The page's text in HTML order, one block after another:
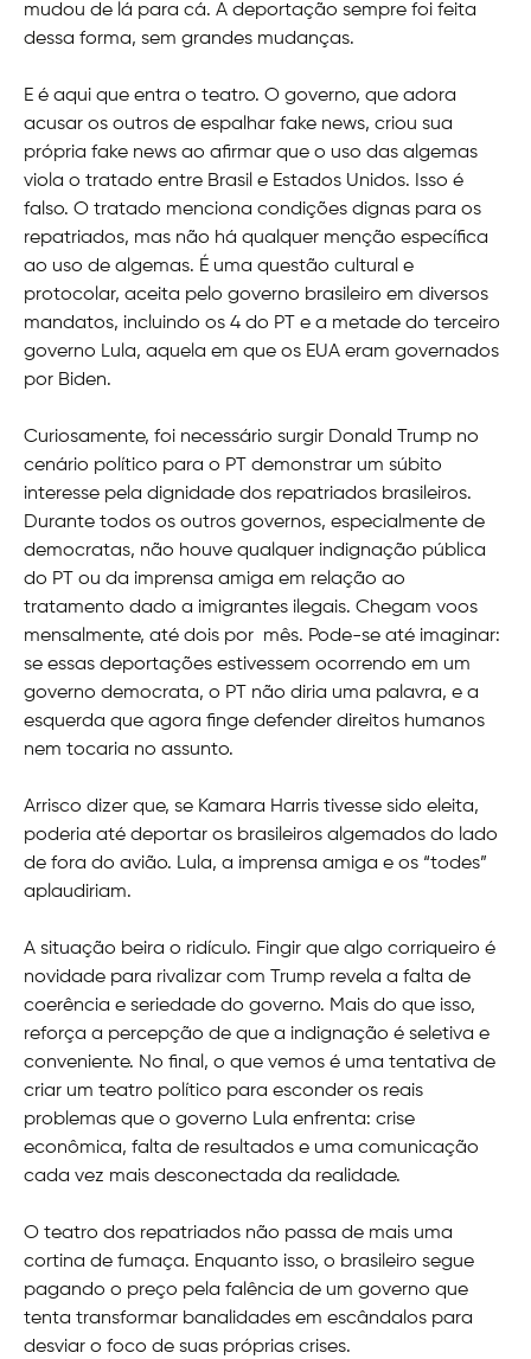
mudou de lá para cá. A deportação sempre foi feita
dessa forma, sem grandes mudanças.
E é aqui que entra o teatro. O governo, que adora
acusar os outros de espalhar fake news, criou sua
própria fake news ao afirmar que o uso das algemas
viola o tratado entre Brasil e Estados Unidos. Isso é
falso. O tratado menciona condições dignas para os
repatriados, mas não há qualquer menção específica
ao uso de algemas. É uma questão cultural e
protocolar, aceita pelo governo brasileiro em diversos
mandatos, incluindo os 4 do PT e a metade do terceiro
governo Lula, aquela em que os EUA eram governados
por Biden.
Curiosamente, foi necessário surgir Donald Trump no
cenário político para o PT demonstrar um súbito
interesse pela dignidade dos repatriados brasileiros.
Durante todos os outros governos, especialmente de
democratas, não houve qualquer indignação pública
do PT ou da imprensa amiga em relação ao
tratamento dado a imigrantes ilegais. Chegam voos
mensalmente, até dois por mês. Pode-se até imaginar:
se essas deportações estivessem ocorrendo em um
governo democrata, o PT não diria uma palavra, e a
esquerda que agora finge defender direitos humanos
nem tocaria no assunto.
Arrisco dizer que, se Kamara Harris tivesse sido eleita,
poderia até deportar os brasileiros algemados do lado
de fora do avião. Lula, a imprensa amiga e os “todes”
aplaudiriam.
A situação beira o ridículo. Fingir que algo corriqueiro é
novidade para rivalizar com Trump revela a falta de
coerência e seriedade do governo. Mais do que isso,
reforça a percepção de que a indignação é seletiva e
conveniente. No final, o que vemos é uma tentativa de
criar um teatro político para esconder os reais
problemas que o governo Lula enfrenta: crise
econômica, falta de resultados e uma comunicação
cada vez mais desconectada da realidade.
O teatro dos repatriados não passa de mais uma
cortina de fumaça. Enquanto isso, o brasileiro segue
pagando o preço pela falência de um governo que
tenta transformar banalidades em escândalos para
desviar o foco de suas próprias crises.